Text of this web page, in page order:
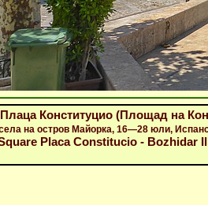
Конституцио (Площад на
на остров Майорка, 16—28 юли,
Placa Constitucio - Bozhidar